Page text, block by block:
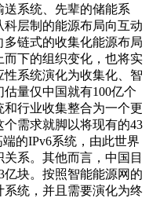
系统、先辈的储能系
层制的能源布局向互动
链式的收集化能源布局
下的组织变化，也将实
系统演化为收集化、智
量仅中国就有100亿个
行业收集整合为一个更
需求就脚以将现有的43
的IPv6系统，由此世界
系。其他而言，中国目
块。按照智能能源网的
统，并且需要演化为终